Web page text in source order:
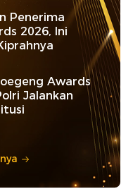
Penerima
2026, Ini
Awards
Jalankan